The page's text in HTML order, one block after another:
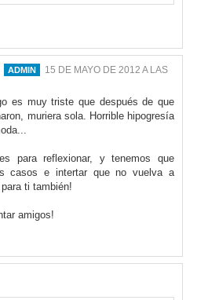
15 DE MAYO DE 2012 A LAS
es muy triste que después de que
muriera sola. Horrible hipogresía
para reflexionar, y tenemos que
casos e intertar que no vuelva a
ti también!
amigos!